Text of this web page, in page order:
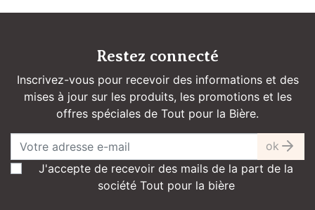
Restez connecté
Inscrivez-vous pour recevoir des informations et des
mises à jour sur les produits, les promotions et les
offres spéciales de Tout pour la Bière.
ok
J'accepte de recevoir des mails de la part de la
société Tout pour la bière